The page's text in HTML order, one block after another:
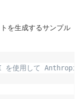
を生成するサンプル
使用して Anthropic